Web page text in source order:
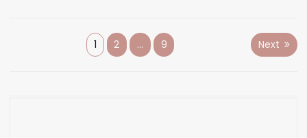
1 2 … 9 Next